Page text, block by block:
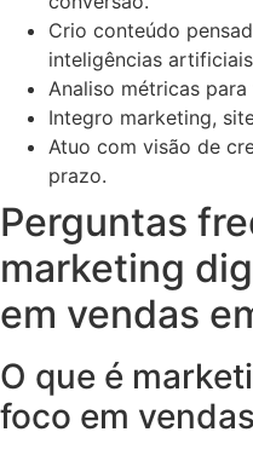
Crio conteúdo
inteligências
Analiso métricas
Integro marketing,
Atuo com visão de
prazo.
Perguntas
marketing
em vendas
O que é
foco em